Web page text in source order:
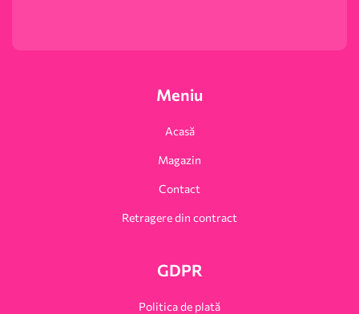
Meniu
Acasă
Magazin
Contact
Retragere din contract
GDPR
Politica de plată